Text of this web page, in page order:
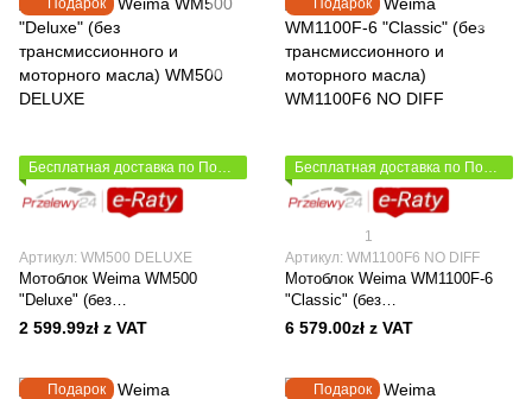
Подарок
Бесплатная доставка по Польше
Артикул: WM500 DELUXE
Мотоблок Weima WM500
"Deluxe" (без
трансмиссионного и моторного
2 599.99zł z VAT
Подарок
Бесплатная доставка по Польше
1
Артикул: WM1100F6 NO DIFF
Мотоблок Weima WM1100F-6
"Classic" (без
трансмиссионного и моторного
6 579.00zł z VAT
Подарок Подарок